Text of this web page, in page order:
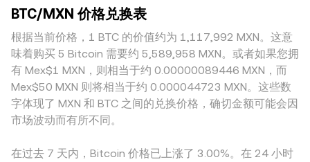
行为会改变短期供给，链上“鲸鱼”钱包的集中转移与大额入场
或出场也会在短时间内放大 BTC/MXN 的波动。
上成交并再换算为 MXN），则自动做市商（AMM）遵循 x × y
= k 的恒定乘积机制，其中池内两种资产储备量为 x 与 y，价格
近似为 y/x，随着交易改变池子储备，价格也随之滑动。不同
来源的价格信号最终会在聚合与套利作用下对 BTC/MXN
conversion rate 形成统一的市场参考。
偏离“共识”。在地域与监管层面，法币入出金渠道、当地合规
成本与银行通道效率会影响 MXN 场景下的定价，特定时段
（如银行非工作时间）还可能放大本地溢价或折价。此外，部
分平台的 BTC/MXN 报价实际由 BTC/USDT 与 USDT/MXN 两
段拼接而来，因此 USDT 相对 MXN 的微小升贴水会传导到最
终的 BTC/MXN 报价。跨平台套利通常能在价格出现偏离时买
低卖高以收敛差价，但受限于链上转账时间、法币结算周期、
手续费与风控限额等因素，套利并非瞬时且并不总是充分，因
异。
BTC/MXN 价格兑换表
根据当前价格，1 BTC 的价值约为 1,117,992 MXN。这意
味着购买 5 Bitcoin 需要约 5,589,958 MXN。或者如果您拥
有 Mex$1 MXN，则相当于约 0.00000089446 MXN，而
Mex$50 MXN 则将相当于约 0.000044723 MXN。这些数
字体现了 MXN 和 BTC 之间的兑换价格，确切金额可能会因
市场波动而有所不同。
在过去 7 天内，Bitcoin 价格已上涨了 3.00%。在 24 小时